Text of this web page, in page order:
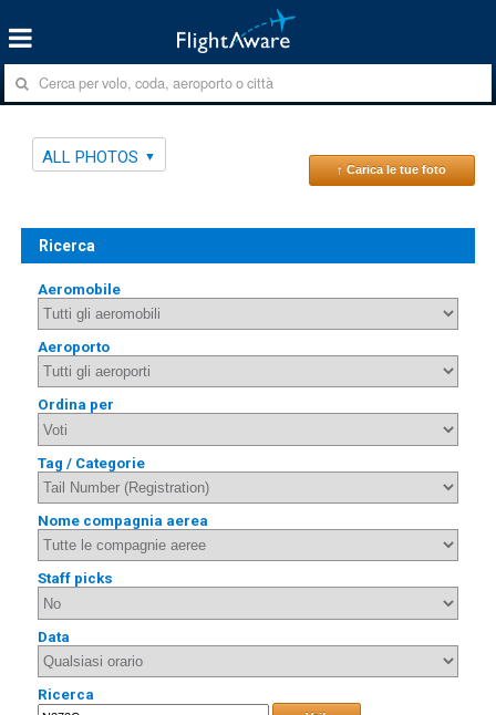
ALL PHOTOS
↑ Carica le tue foto
Ricerca
Aeromobile
Aeroporto
Ordina per
Tag / Categorie
Nome compagnia aerea
Staff picks
Data
Ricerca